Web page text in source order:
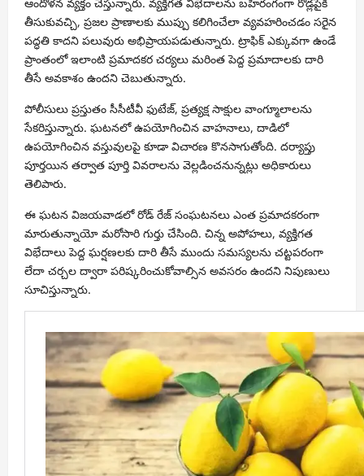
తీసుకువచ్చి, ప్రజల ప్రాణాలకు ముప్పు కలిగించేలా వ్యవహరించడం సరైన
పద్ధతి కాదని పలువురు అభిప్రాయపడుతున్నారు. ట్రాఫిక్ ఎక్కువగా ఉండే
ప్రాంతంలో ఇలాంటి ప్రమాదకర చర్యలు మరింత పెద్ద ప్రమాదాలకు దారి
తీసే అవకాశం ఉందని చెబుతున్నారు.
పోలీసులు ప్రస్తుతం సీసీటీవీ ఫుటేజ్, ప్రత్యక్ష సాక్షుల వాంగ్మూలాలను
సేకరిస్తున్నారు. ఘటనలో ఉపయోగించిన వాహనాలు, దాడిలో
ఉపయోగించిన వస్తువులపై కూడా విచారణ కొనసాగుతోంది. దర్యాప్తు
పూర్తయిన తర్వాత పూర్తి వివరాలను వెల్లడించనున్నట్లు అధికారులు
తెలిపారు.
ఈ ఘటన విజయవాడలో రోడ్ రేజ్ సంఘటనలు ఎంత ప్రమాదకరంగా
మారుతున్నాయో మరోసారి గుర్తు చేసింది. చిన్న అపోహలు, వ్యక్తిగత
విభేదాలు పెద్ద ఘర్షణలకు దారి తీసే ముందు సమస్యలను చట్టపరంగా
లేదా చర్చల ద్వారా పరిష్కరించుకోవాల్సిన అవసరం ఉందని నిపుణులు
సూచిస్తున్నారు.